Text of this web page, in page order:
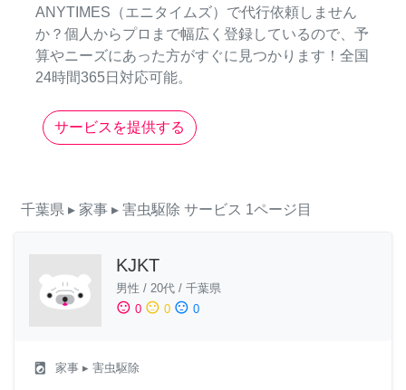
ANYTIMES（エニタイムズ）で代行依頼しません
か？個人からプロまで幅広く登録しているので、予
算やニーズにあった方がすぐに見つかります！全国
24時間365日対応可能。
サービスを提供する
千葉県 ▸ 家事 ▸ 害虫駆除 サービス 1ページ目
KJKT
男性 / 20代 / 千葉県
sentiment_satisfied 0 sentiment_neutral 0 sentiment_dissatisfied 0
local_laundry_service 家事 ▸ 害虫駆除